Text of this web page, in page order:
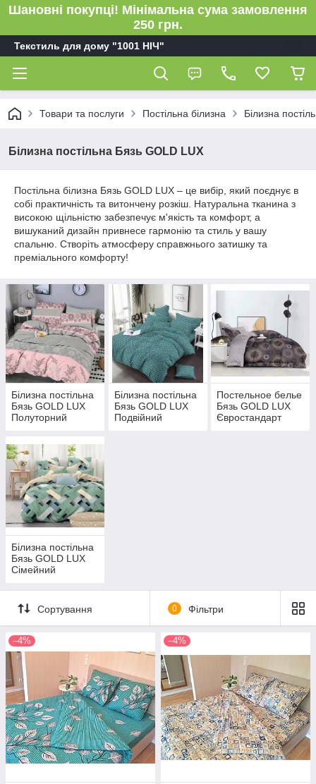
Шановні покупці! Мінімальна сума замовлення
250 грн.
Текстиль для дому "1001 НІЧ"
Товари та послуги Постільна білизна Білизна
Білизна постільна Бязь GOLD LUX
Постільна білизна Бязь GOLD LUX – це вибір, який поєднує в
собі практичність та витончену розкіш. Натуральна тканина з
високою щільністю забезпечує м'якість та комфорт, а
вишуканий дизайн привнесе гармонію та стиль у вашу
спальню. Створіть атмосферу справжнього затишку та
преміального комфорту!
Білизна постільна
Бязь GOLD LUX
Полуторний
Білизна постільна
Бязь GOLD LUX
Подвійний
Постельное белье
Бязь GOLD LUX
Євростандарт
Білизна постільна
Бязь GOLD LUX
Сімейний
Сортування 0 Фільтри
–4% –4%